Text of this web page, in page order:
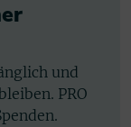
und
PRO